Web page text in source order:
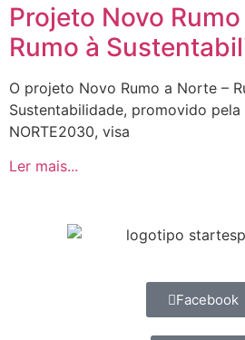
Projeto Novo
Rumo à
O projeto Novo Rumo a Norte –
Sustentabilidade, promovido
NORTE2030, visa
Ler mais...
Facebook